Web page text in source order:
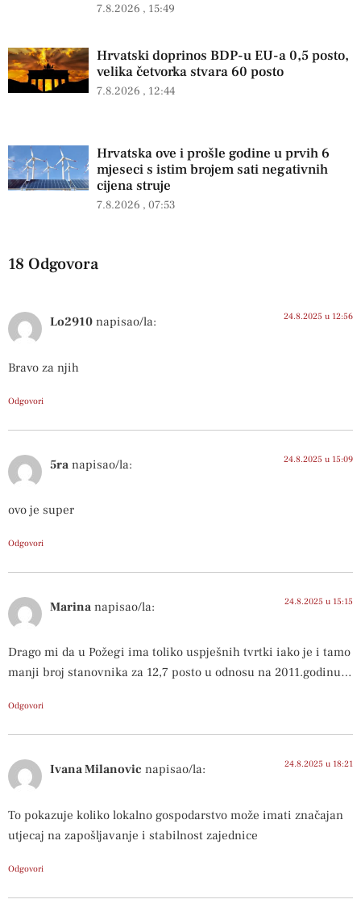
7.8.2026 15:49
Hrvatski doprinos BDP-u EU-a 0,5 posto,
velika četvorka stvara 60 posto
7.8.2026 12:44
Hrvatska ove i prošle godine u prvih 6
mjeseci s istim brojem sati negativnih
cijena struje
7.8.2026 07:53
18 Odgovora
Lo2910 napisao/la: 24.8.2025 u 12:56
Bravo za njih
Odgovori
5ra napisao/la: 24.8.2025 u 15:09
ovo je super
Odgovori
Marina napisao/la: 24.8.2025 u 15:15
Drago mi da u Požegi ima toliko uspješnih tvrtki iako je i tamo
manji broj stanovnika za 12,7 posto u odnosu na 2011.godinu…
Odgovori
Ivana Milanovic napisao/la: 24.8.2025 u 18:21
To pokazuje koliko lokalno gospodarstvo može imati značajan
utjecaj na zapošljavanje i stabilnost zajednice
Odgovori